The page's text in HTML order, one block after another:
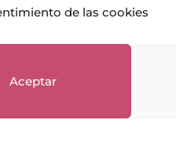
de las cookies
Aceptar
Términos de compra
Política de cookies
Política de Devoluciones